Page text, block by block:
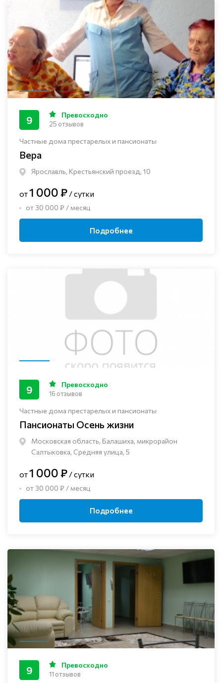
Частные дома престарелых и пансионаты
Вера
Ярославль, Крестьянский проезд, 10
9 Превосходно
25 отзывов
от1 000 ₽ / сутки
от 30 000 ₽ / месяц
Подробнее
Частные дома престарелых и пансионаты
Пансионаты Осень жизни
Московская область, Балашиха, микрорайон
Салтыковка, Средняя улица, 5
9 Превосходно
16 отзывов
от1 000 ₽ / сутки
от 30 000 ₽ / месяц
Подробнее
9 Превосходно
11 отзывов